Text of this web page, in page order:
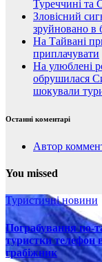
Туреччині та
Зловісний
зруйновано в
На Тайвані
приплачувати
На улюблені
обрушилася
шокували
Останні коментарі
Автор
You missed
Туристичні новини
Пограбування по-
туристки телефон
грабіжник